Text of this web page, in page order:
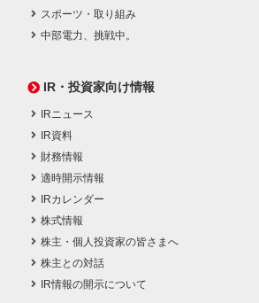
スポーツ・取り組み
中部電力、挑戦中。
IR・投資家向け情報
IRニュース
IR資料
財務情報
適時開示情報
IRカレンダー
株式情報
株主・個人投資家の皆さまへ
株主との対話
IR情報の開示について